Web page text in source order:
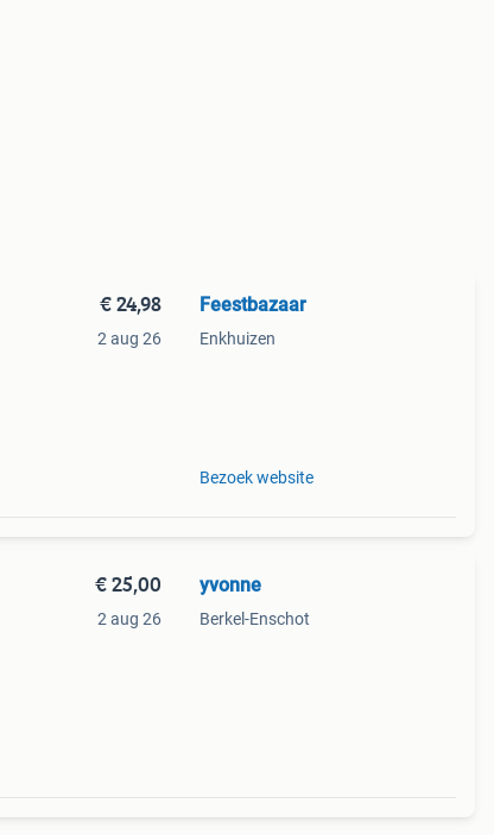
€ 24,98
2 aug 26
Feestbazaar
Enkhuizen
Bezoek website
€ 25,00
2 aug 26
yvonne
Berkel-Enschot